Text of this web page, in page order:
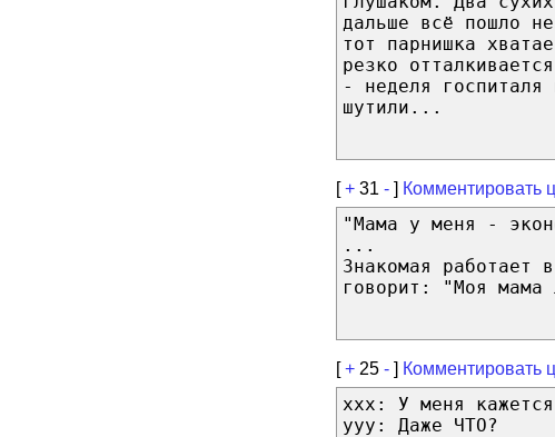
дальше всё пошло
тот парнишка
резко
- неделя
шутили...
[+ 31 - ] Комментировать
"Мама у меня -
...
Знакомая работает
говорит: "Моя мама
[+ 25 - ] Комментировать
ххх: У меня
ууу: Даже ЧТО?